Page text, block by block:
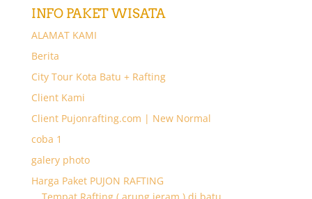
INFO PAKET WISATA
ALAMAT KAMI
Berita
City Tour Kota Batu + Rafting
Client Kami
Client Pujonrafting.com | New Normal
coba 1
galery photo
Harga Paket PUJON RAFTING